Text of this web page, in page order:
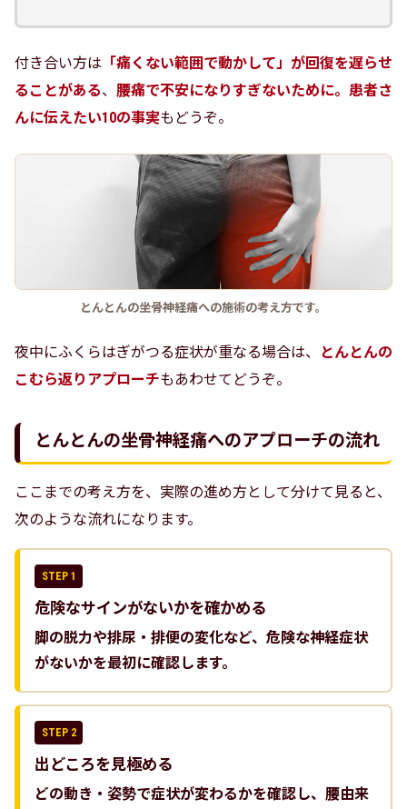
付き合い方は 「痛くない範囲で動かして」が回復を遅らせ
ることがある、 腰痛で不安になりすぎないために。患者さ
んに伝えたい10の事実もどうぞ。
とんとんの坐骨神経痛への施術の考え方です。
夜中にふくらはぎがつる症状が重なる場合は、
とんとんの
こむら返りアプローチもあわせてどうぞ。
とんとんの坐骨神経痛へのアプローチの流れ
ここまでの考え方を、実際の進め方として分けて見ると、
次のような流れになります。
危険なサインがないかを確かめる
脚の脱力や排尿・排便の変化など、危険な神経症状
がないかを最初に確認します。
出どころを見極める
どの動き・姿勢で症状が変わるかを確認し、腰由来